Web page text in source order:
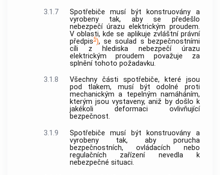
3.1.7
Spotřebiče musí být konstruovány a
vyrobeny tak, aby se předešlo
nebezpečí úrazu elektrickým proudem.
V oblasti, kde se aplikuje zvláštní právní
předpis5), se soulad s bezpečnostními
cíli z hlediska nebezpečí úrazu
elektrickým proudem považuje za
splnění tohoto požadavku.
3.1.8
Všechny části spotřebiče, které jsou
pod tlakem, musí být odolné proti
mechanickým a tepelným namáháním,
kterým jsou vystaveny, aniž by došlo k
jakékoli deformaci ovlivňující
bezpečnost.
3.1.9
Spotřebiče musí být konstruovány a
vyrobeny tak, aby porucha
bezpečnostních, ovládacích nebo
regulačních zařízení nevedla k
nebezpečné situaci.